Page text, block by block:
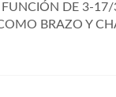
DE 3-
BRAZO Y